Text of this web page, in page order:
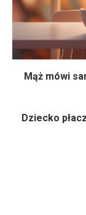
Mąż mówi
Dziecko